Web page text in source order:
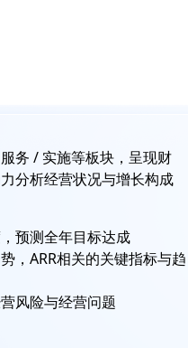
务 / 实施等板块，呈现财
分析经营状况与增长构成
预测全年目标达成
，ARR相关的关键指标与趋
风险与经营问题